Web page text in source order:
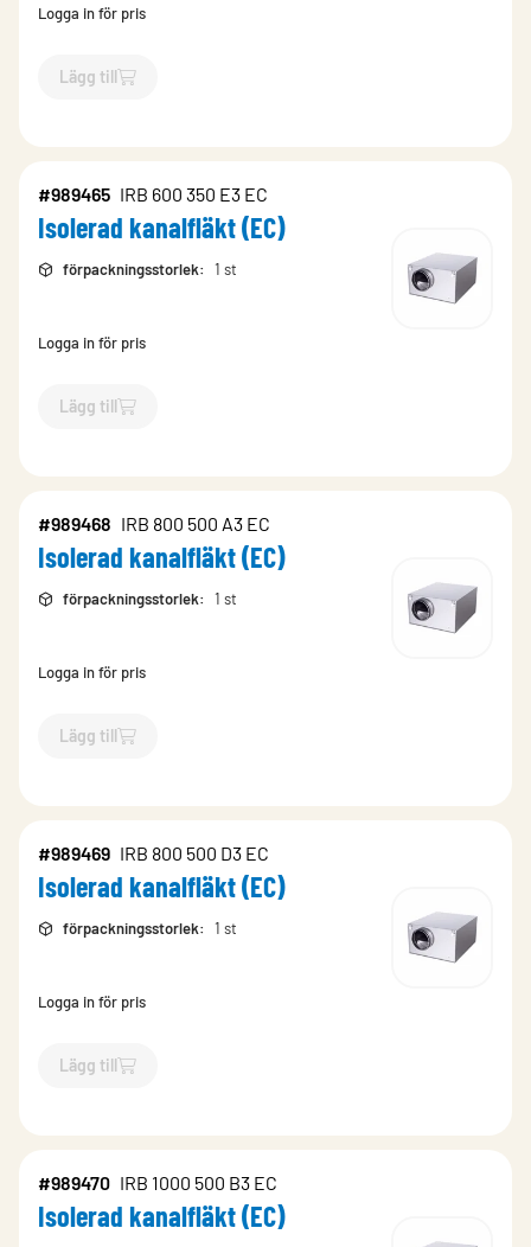
Logga in för pris
Lägg till
`$Lägg till
#989465 IRB 600 350 E3 EC
Isolerad kanalfläkt (EC)
förpackningsstorlek: 1 st
Logga in för pris
Lägg till
`$Lägg till
#989468 IRB 800 500 A3 EC
Isolerad kanalfläkt (EC)
förpackningsstorlek: 1 st
Logga in för pris
Lägg till
`$Lägg till
#989469 IRB 800 500 D3 EC
Isolerad kanalfläkt (EC)
förpackningsstorlek: 1 st
Logga in för pris
Lägg till
`$Lägg till
#989470 IRB 1000 500 B3 EC
Isolerad kanalfläkt (EC)